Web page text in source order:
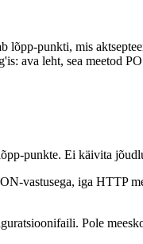
lõpp-punkti, mis
ava leht, sea meetod
punkte. Ei käivita
vastusega, iga HTTP
Pole